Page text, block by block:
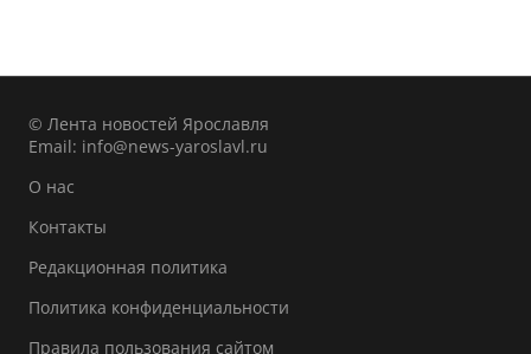
© Лента новостей Ярославля
Email: info@news-yaroslavl.ru
О нас
Контакты
Редакционная политика
Политика конфиденциальности
Правила пользования сайтом